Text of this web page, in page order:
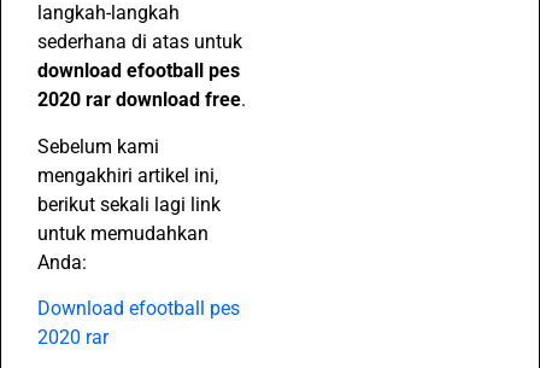
langkah-langkah
sederhana di atas untuk
download efootball pes
2020 rar download free.
Sebelum kami
mengakhiri artikel ini,
berikut sekali lagi link
untuk memudahkan
Anda:
Download efootball pes
2020 rar